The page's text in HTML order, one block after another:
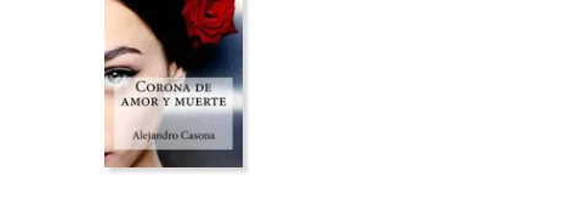
$ 19.46
$ 16.54
15%
dcto.